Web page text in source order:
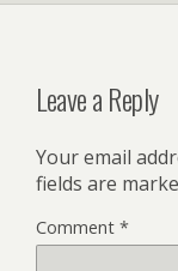
Leave a Reply
Your email
fields are
Comment *